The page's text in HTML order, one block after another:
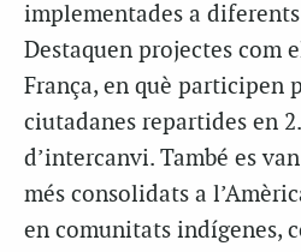
implementades a
Destaquen projectes com
França, en què participen
ciutadanes repartides en
d’intercanvi. També es
més consolidats a
en comunitats indígenes,